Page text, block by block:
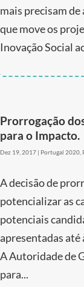
mais precisam de
que move os
Inovação Social
Prorrogação
para o Impacto.
Dez 19, 2017 | Portugal 2020
A decisão de
potencializar as
potenciais
apresentadas até
A Autoridade de
para...